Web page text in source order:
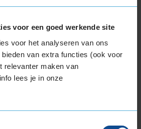
voor een goed werkende site
voor het analyseren van ons
van extra functies (ook voor
relevanter maken van
lees je in onze
ook:
Profieldiepte winterbanden